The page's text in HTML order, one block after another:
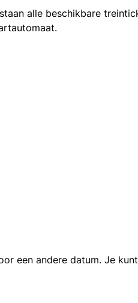
alle beschikbare
een andere datum. Je